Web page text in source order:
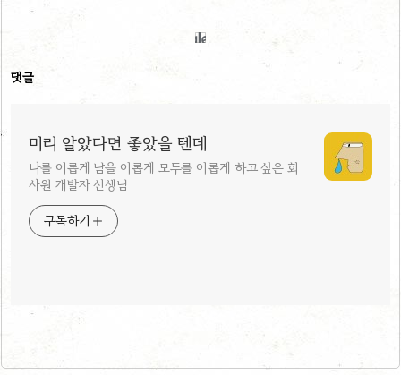
댓글
미리 알았다면 좋았을 텐데
나를 이롭게 남을 이롭게 모두를 이롭게 하고 싶은 회
사원 개발자 선생님
구독하기